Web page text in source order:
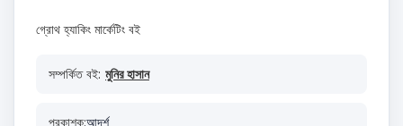
গ্রোথ হ্যাকিং মার্কেটিং বই
সম্পর্কিত বই: মুনির হাসান
প্রকাশক:আদর্শ